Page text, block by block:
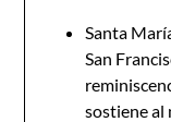
Santa
San
sostiene al